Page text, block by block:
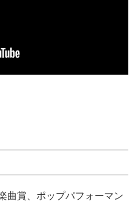
曲賞、ポップパフォーマン